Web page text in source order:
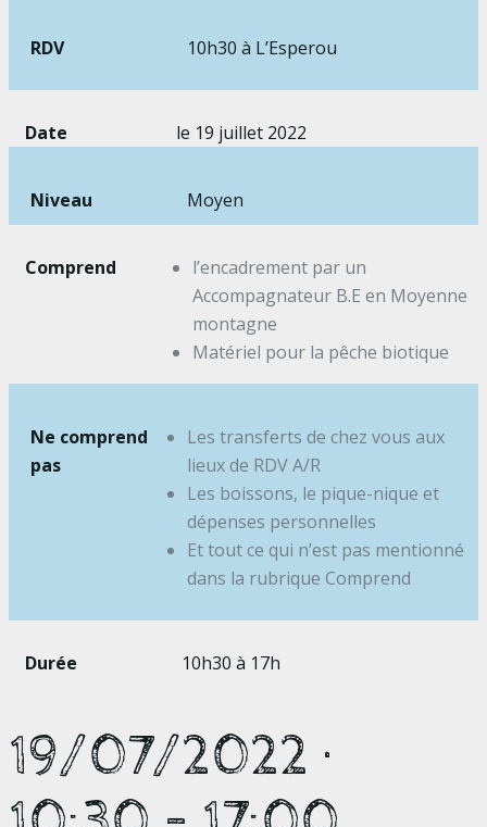
RDV 10h30 à L’Esperou
Date le 19 juillet 2022
Niveau Moyen
Comprend
l’encadrement par un
Accompagnateur B.E en Moyenne
montagne
Matériel pour la pêche biotique
Ne comprend
pas
Les transferts de chez vous aux
lieux de RDV A/R
Les boissons, le pique-nique et
dépenses personnelles
Et tout ce qui n’est pas mentionné
dans la rubrique Comprend
Durée 10h30 à 17h
19/07/2022 ·